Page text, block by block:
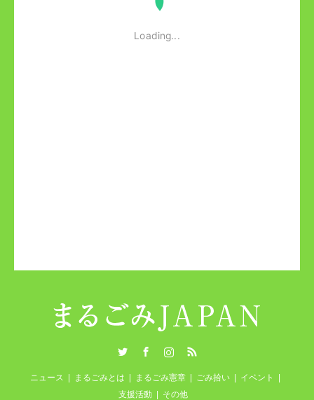
RSS
ニュース まるごみとは まるごみ憲章 ごみ拾い
イベント
支援活動
その他